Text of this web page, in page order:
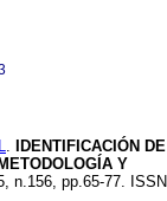
.
IDENTIFICACIÓN DE
Y
n.156, pp.65-77. ISSN